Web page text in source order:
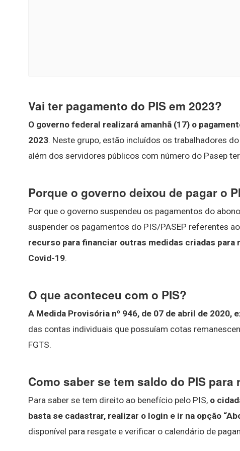
Vai ter pagamento do PIS em 2023?
O governo federal realizará amanhã (17) o
2023. Neste grupo, estão incluídos os trabalhadores
além dos servidores públicos com número do Pasep
Porque o governo deixou de pagar o
Por que o governo suspendeu os pagamentos do
suspender os pagamentos do PIS/PASEP referentes
recurso para financiar outras medidas criadas
Covid-19.
O que aconteceu com o PIS?
A Medida Provisória nº 946, de 07 de abril de 2020,
das contas individuais que possuíam cotas
FGTS.
Como saber se tem saldo do PIS para
Para saber se tem direito ao benefício pelo PIS, o
basta se cadastrar, realizar o login e ir na opção
disponível para resgate e verificar o calendário de